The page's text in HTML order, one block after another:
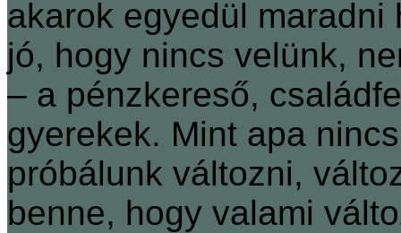
akarok egyedül
jó, hogy nincs velünk,
– a pénzkereső,
gyerekek. Mint apa
próbálunk változni,
benne, hogy valami